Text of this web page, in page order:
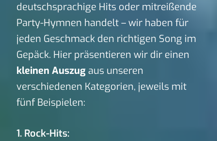
deutschsprachige Hits oder mitreißende
Party-Hymnen handelt – wir haben für
jeden Geschmack den richtigen Song im
Gepäck. Hier präsentieren wir dir einen
kleinen Auszugaus unseren
verschiedenen Kategorien, jeweils mit
fünf Beispielen:
1. Rock-Hits: